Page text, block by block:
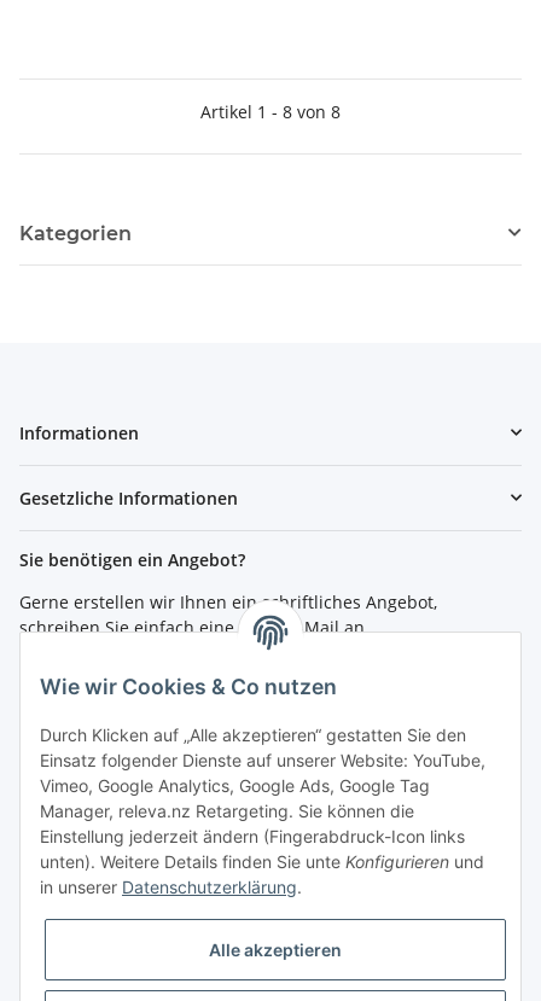
Artikel 1 - 8 von 8
Kategorien
Informationen
Gesetzliche Informationen
Sie benötigen ein Angebot?
Gerne erstellen wir Ihnen ein schriftliches Angebot,
schreiben Sie einfach eine kurze E-Mail an
Bestellen per Fax oder Tel:
Tel.: 0261 / 50089561
Fax: 0261 / 50089555
So erreichen Sie uns
Shop.4teachers.de
Maximinstraße 1
56072 Koblenz
Tel.: 0261 / 50089561
Wie wir Cookies & Co nutzen
Durch Klicken auf „Alle akzeptieren“ gestatten Sie den
Einsatz folgender Dienste auf unserer Website: YouTube,
Vimeo, Google Analytics, Google Ads, Google Tag
Manager, releva.nz Retargeting. Sie können die
Einstellung jederzeit ändern (Fingerabdruck-Icon links
unten). Weitere Details finden Sie unte Konfigurieren und
in unserer Datenschutzerklärung.
Alle akzeptieren